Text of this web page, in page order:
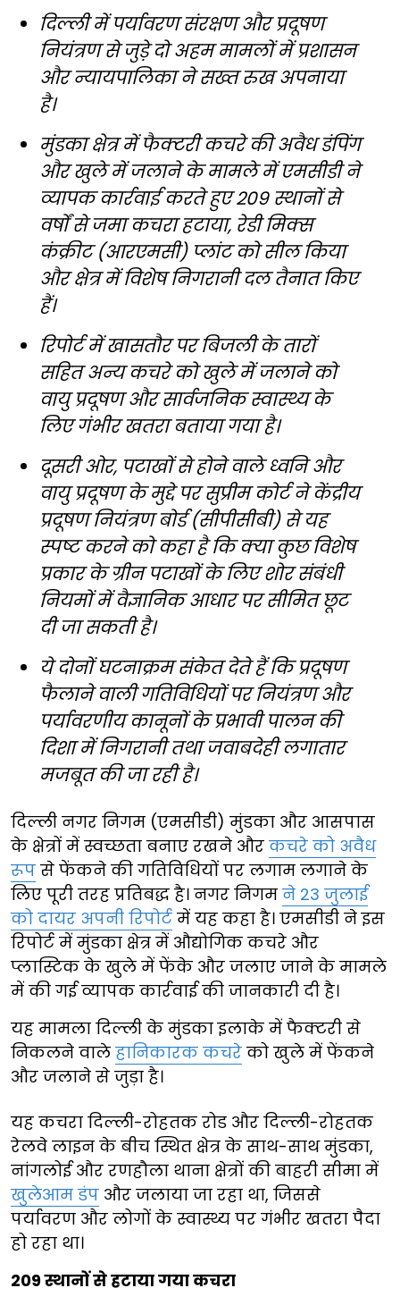
दिल्ली में पर्यावरण संरक्षण और प्रदूषण
नियंत्रण से जुड़े दो अहम मामलों में प्रशासन
और न्यायपालिका ने सख्त रुख अपनाया
है।
मुंडका क्षेत्र में फैक्टरी कचरे की अवैध डंपिंग
और खुले में जलाने के मामले में एमसीडी ने
व्यापक कार्रवाई करते हुए 209 स्थानों से
वर्षों से जमा कचरा हटाया, रेडी मिक्स
कंक्रीट (आरएमसी) प्लांट को सील किया
और क्षेत्र में विशेष निगरानी दल तैनात किए
हैं।
रिपोर्ट में खासतौर पर बिजली के तारों
सहित अन्य कचरे को खुले में जलाने को
वायु प्रदूषण और सार्वजनिक स्वास्थ्य के
लिए गंभीर खतरा बताया गया है।
दूसरी ओर, पटाखों से होने वाले ध्वनि और
वायु प्रदूषण के मुद्दे पर सुप्रीम कोर्ट ने केंद्रीय
प्रदूषण नियंत्रण बोर्ड (सीपीसीबी) से यह
स्पष्ट करने को कहा है कि क्या कुछ विशेष
प्रकार के ग्रीन पटाखों के लिए शोर संबंधी
नियमों में वैज्ञानिक आधार पर सीमित छूट
दी जा सकती है।
ये दोनों घटनाक्रम संकेत देते हैं कि प्रदूषण
फैलाने वाली गतिविधियों पर नियंत्रण और
पर्यावरणीय कानूनों के प्रभावी पालन की
दिशा में निगरानी तथा जवाबदेही लगातार
मजबूत की जा रही है।
दिल्ली नगर निगम (एमसीडी) मुंडका और आसपास
के क्षेत्रों में स्वच्छता बनाए रखने और कचरे को अवैध
रूप से फेंकने की गतिविधियों पर लगाम लगाने के
लिए पूरी तरह प्रतिबद्ध है। नगर निगम ने 23 जुलाई
को दायर अपनी रिपोर्ट में यह कहा है। एमसीडी ने इस
रिपोर्ट में मुंडका क्षेत्र में औद्योगिक कचरे और
प्लास्टिक के खुले में फेंके और जलाए जाने के मामले
में की गई व्यापक कार्रवाई की जानकारी दी है।
यह मामला दिल्ली के मुंडका इलाके में फैक्टरी से
निकलने वाले हानिकारक कचरे को खुले में फेंकने
और जलाने से जुड़ा है।
यह कचरा दिल्ली-रोहतक रोड और दिल्ली-रोहतक
रेलवे लाइन के बीच स्थित क्षेत्र के साथ-साथ मुंडका,
नांगलोई और रणहौला थाना क्षेत्रों की बाहरी सीमा में
खुलेआम डंप और जलाया जा रहा था, जिससे
पर्यावरण और लोगों के स्वास्थ्य पर गंभीर खतरा पैदा
हो रहा था।
209 स्थानों से हटाया गया कचरा